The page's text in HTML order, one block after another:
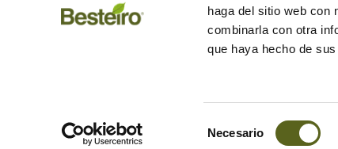
haga del sitio web con
combinarla con otra
que haya hecho de
Necesario
+34 982 284 455
Carretera de Friol, km 1, CP:
Aviso legal Política privacidad Política cookies